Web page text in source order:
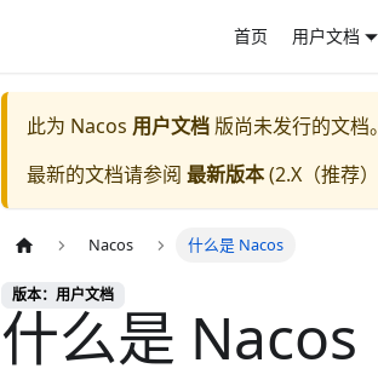
首页 用户文档
此为 Nacos 用户文档 版尚未发行的文档。
最新的文档请参阅 最新版本(2.X（推荐）
Nacos 什么是 Nacos
版本：用户文档
什么是 Nacos